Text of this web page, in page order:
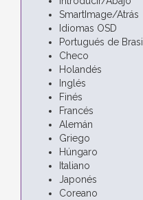
SmartImage/Atrás
Idiomas OSD
Portugués de Brasil
Checo
Holandés
Inglés
Finés
Francés
Alemán
Griego
Húngaro
Italiano
Japonés
Coreano